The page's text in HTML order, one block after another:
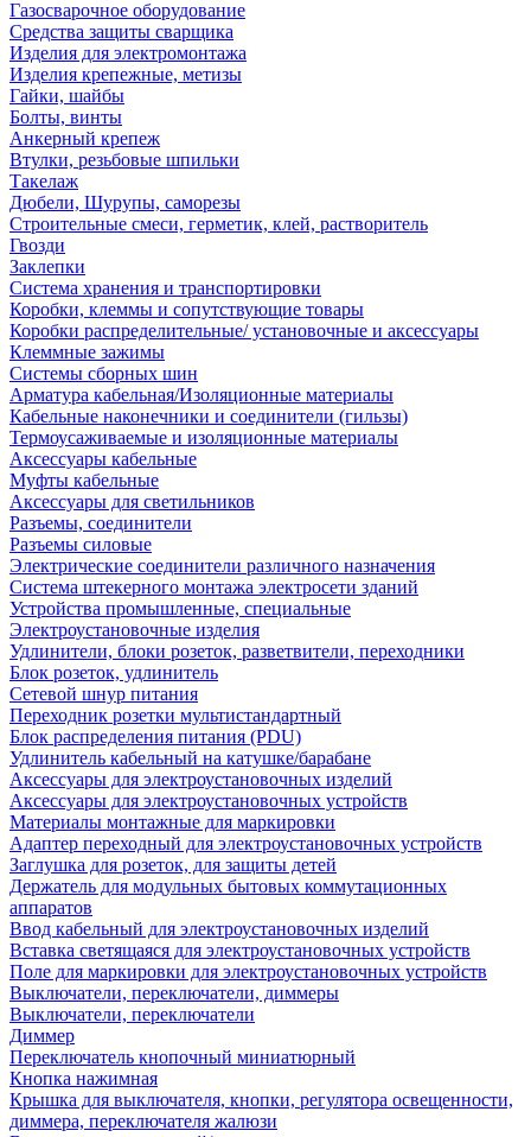
Газосварочное оборудование
Средства защиты сварщика
Изделия для электромонтажа
Изделия крепежные, метизы
Гайки, шайбы
Болты, винты
Анкерный крепеж
Втулки, резьбовые шпильки
Такелаж
Дюбели, Шурупы, саморезы
Строительные смеси, герметик, клей, растворитель
Гвозди
Заклепки
Система хранения и транспортировки
Коробки, клеммы и сопутствующие товары
Коробки распределительные/ установочные и аксессуары
Клеммные зажимы
Системы сборных шин
Арматура кабельная/Изоляционные материалы
Кабельные наконечники и соединители (гильзы)
Термоусаживаемые и изоляционные материалы
Аксессуары кабельные
Муфты кабельные
Аксессуары для светильников
Разъемы, соединители
Разъемы силовые
Электрические соединители различного назначения
Система штекерного монтажа электросети зданий
Устройства промышленные, специальные
Электроустановочные изделия
Удлинители, блоки розеток, разветвители, переходники
Блок розеток, удлинитель
Сетевой шнур питания
Переходник розетки мультистандартный
Блок распределения питания (PDU)
Удлинитель кабельный на катушке/барабане
Аксессуары для электроустановочных изделий
Аксессуары для электроустановочных устройств
Материалы монтажные для маркировки
Адаптер переходный для электроустановочных устройств
Заглушка для розеток, для защиты детей
Держатель для модульных бытовых коммутационных
аппаратов
Ввод кабельный для электроустановочных изделий
Вставка светящаяся для электроустановочных устройств
Поле для маркировки для электроустановочных устройств
Выключатели, переключатели, диммеры
Выключатели, переключатели
Диммер
Переключатель кнопочный миниатюрный
Кнопка нажимная
Крышка для выключателя, кнопки, регулятора освещенности,
диммера, переключателя жалюзи